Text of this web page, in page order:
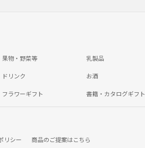
果物・野菜等 乳製品
ドリンク お酒
フラワーギフト 書籍・カタログギフト
リシー 商品のご提案はこちら